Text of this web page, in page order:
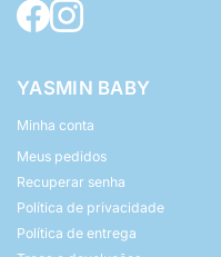
YASMIN BABY
Minha conta
Meus pedidos
Recuperar senha
Política de privacidade
Política de entrega